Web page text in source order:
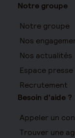
Notre groupe
Notre groupe
Nos
Nos actualités
Espace presse
Recrutement
Besoin d'aide ?
Appeler un
Trouver une